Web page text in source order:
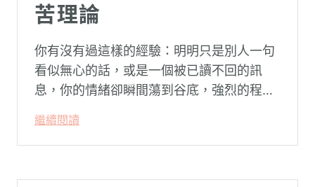
苦理論
你有沒有過這樣的經驗：明明只是別人一句
看似無心的話，或是一個被已讀不回的訊
息，你的情緒卻瞬間蕩到谷底，強烈的程度
怪：「事情真的有這麼嚴重嗎？」
繼續閱讀